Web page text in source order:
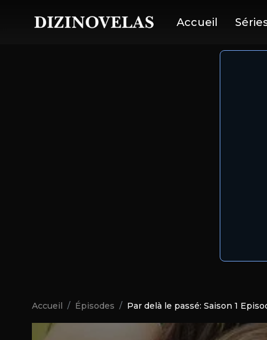
Accueil
Accueil Épisodes Par delà le passé: Saison 1